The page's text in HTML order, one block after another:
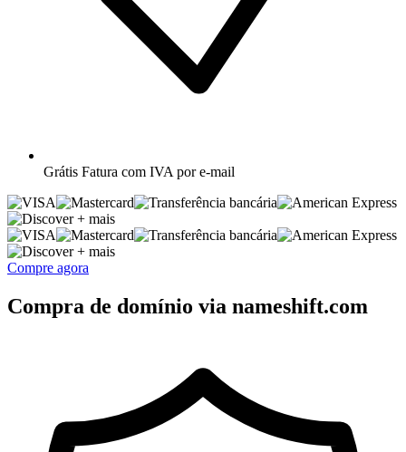
Grátis Fatura com IVA por e-mail
+ mais
+ mais
Compre agora
Compra de domínio via nameshift.com